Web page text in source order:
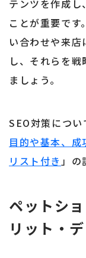
テンツを作成し
ことが重要です
い合わせや来
し、それらを
ましょう。
SEO対策につ
目的や基本、
リスト付き」の
ペットシ
リット・